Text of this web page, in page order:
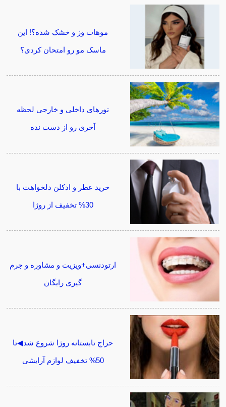
موهات وز و خشک شده؟! این
ماسک مو رو امتحان کردی؟
تورهای داخلی و خارجی لحظه
آخری رو از دست نده
خرید عطر و ادکلن دلخواهت با
30% تخفیف از روژا
ارتودنسی+ویزیت و مشاوره و جرم
گیری رایگان
حراج تابستانه روژا شروع شد◀تا
50% تخفیف لوازم آرایشی